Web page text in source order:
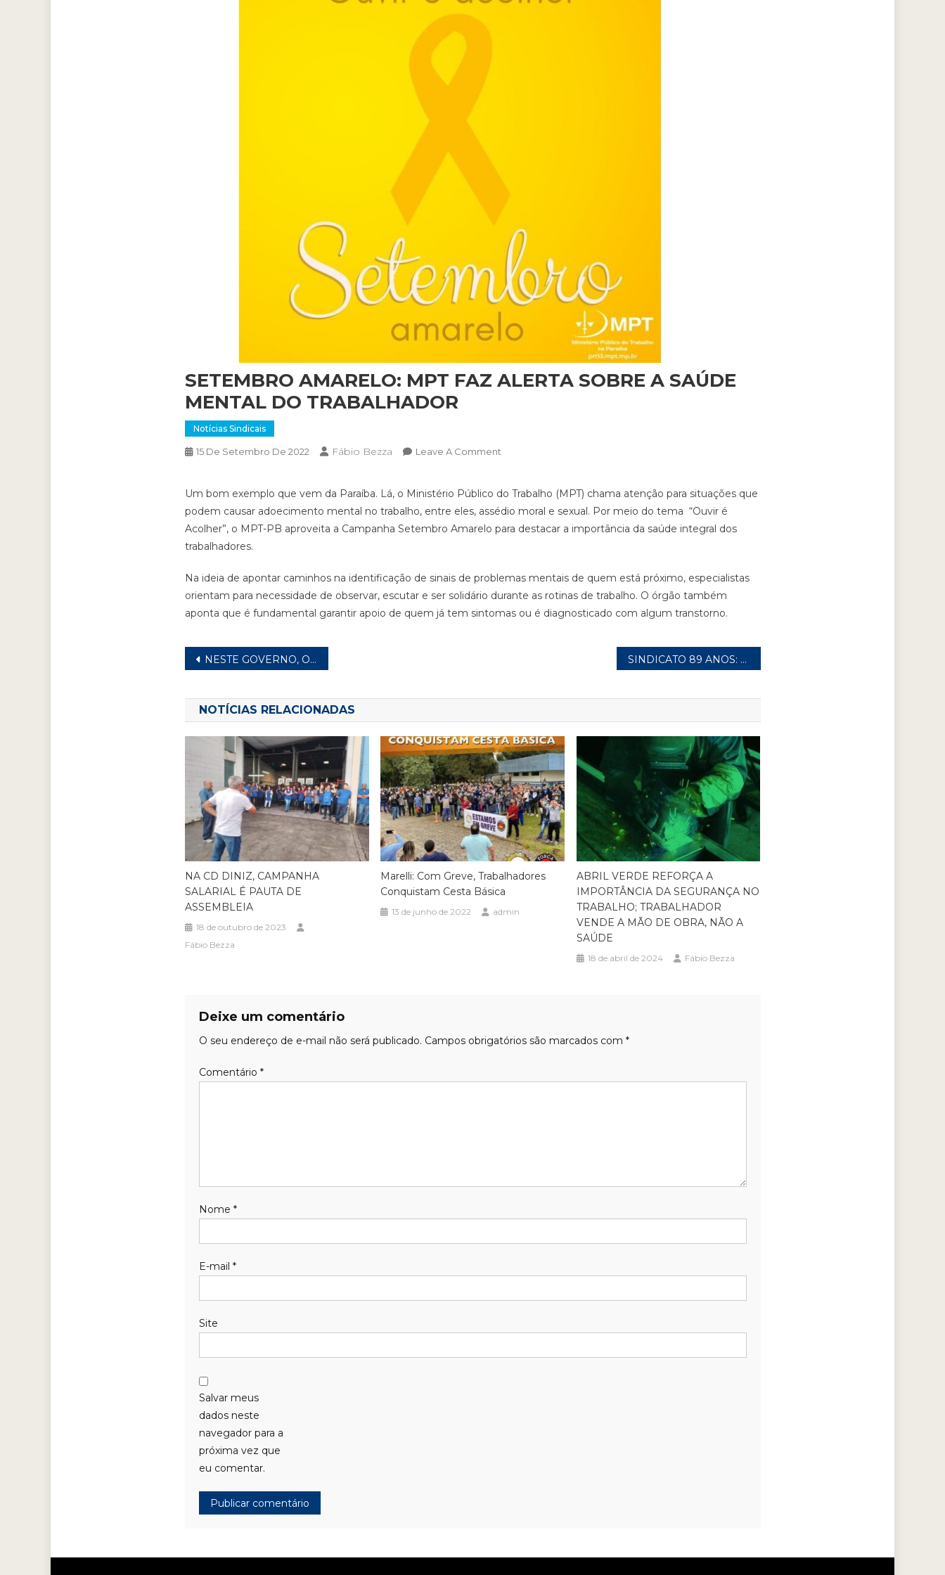
SETEMBRO AMARELO: MPT FAZ ALERTA SOBRE A SAÚDE
MENTAL DO TRABALHADOR
Notícias Sindicais
15 De Setembro De 2022 Fábio Bezza Leave A CommentOn
MPT
FAZ
ALERTA
SAÚDE
MENTAL
DO
Um bom exemplo que vem da Paraíba. Lá, o Ministério Público do Trabalho (MPT) chama atenção para situações que
podem causar adoecimento mental no trabalho, entre eles, assédio moral e sexual. Por meio do tema “Ouvir é
Acolher”, o MPT-PB aproveita a Campanha Setembro Amarelo para destacar a importância da saúde integral dos
trabalhadores.
Na ideia de apontar caminhos na identificação de sinais de problemas mentais de quem está próximo, especialistas
orientam para necessidade de observar, escutar e ser solidário durante as rotinas de trabalho. O órgão também
aponta que é fundamental garantir apoio de quem já tem sintomas ou é diagnosticado com algum transtorno.
Navegação
Post
NESTE GOVERNO, OS TRABALHADORES FICARAM DE FORA SINDICATO 89 ANOS: ENTREVISTA COM O PRESIDENTE CÍCERO MARTINHA
NOTÍCIAS RELACIONADAS
NA CD DINIZ, CAMPANHA
SALARIAL É PAUTA DE
ASSEMBLEIA
18 de outubro de 2023
Fábio Bezza
Marelli: Com Greve, Trabalhadores
Conquistam Cesta Básica
13 de junho de 2022 admin
ABRIL VERDE REFORÇA A
IMPORTÂNCIA DA SEGURANÇA NO
TRABALHO; TRABALHADOR
VENDE A MÃO DE OBRA, NÃO A
SAÚDE
18 de abril de 2024 Fábio Bezza
Deixe um comentário
O seu endereço de e-mail não será publicado. Campos obrigatórios são marcados com *
Comentário *
Nome *
E-mail *
Site
Salvar meus
dados neste
navegador para a
próxima vez que
eu comentar.